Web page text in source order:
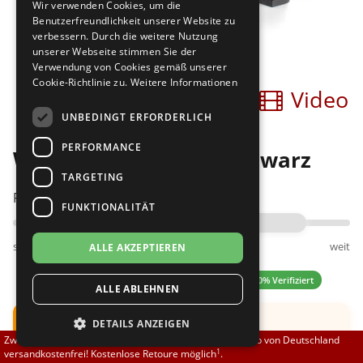
Brautschuhe
Sneaker
Übergrößen 43-44
Flexerinas
Merlet
Nueva Epoca
RayRose
Rummos
Rumpf
SoDanca
TopTanz
Bilder Video
Werner Kern Ruth 5 schwarz
Passt am besten bei Fußweite:
schmal normal weit
4.63 (8 Bewertungen) ✓ 100% Verifiziert
Hinweis: Schuh fällt groß aus.
Empfehlung: Einehalbe UKNummer kleiner
Zwischen 70,00 EUR und 800,00 EUR liefern wir innerhalb von Deutschland
versandkostenfrei! Kostenlose Retoure möglich1.
Wir verwenden Cookies, um die
Benutzerfreundlichkeit unserer Website zu
verbessern. Durch die weitere Nutzung
unserer Webseite stimmen Sie der
Verwendung von Cookies gemäß unserer
Cookie-Richtlinie zu. Weitere Informationen
UNBEDINGT ERFORDERLICH
PERFORMANCE
TARGETING
FUNKTIONALITÄT
ALLE AKZEPTIEREN
ALLE ABLEHNEN
DETAILS ANZEIGEN